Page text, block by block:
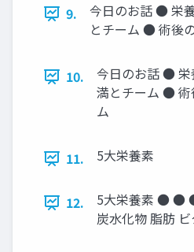
9.
今日のお話 ● 栄
とチーム ● 術後
10.
今日のお話 ●
満とチーム ● 術
ム
11. 5大栄養素
12.
5大栄養素 ● ●
炭水化物 脂肪